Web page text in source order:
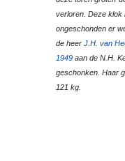
verloren. Deze klok
ongeschonden er
de heer J.H. van
1949 aan de N.H.
geschonken. Haar
121 kg.